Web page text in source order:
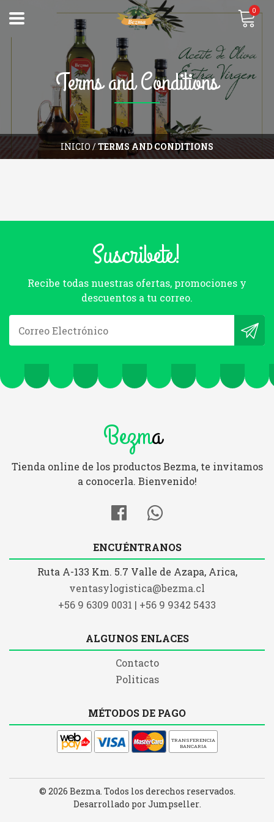
0
INICIO/TERMS AND CONDITIONS
Terms and Conditions
Suscribete!
Recibe todas nuestras ofertas, promociones y
descuentos a tu correo.
Bezma
Tienda online de los productos Bezma, te invitamos
a conocerla. Bienvenido!
ENCUÉNTRANOS
Ruta A-133 Km. 5.7 Valle de Azapa, Arica,
ventasylogistica@bezma.cl
+56 9 6309 0031 | +56 9 9342 5433
ALGUNOS ENLACES
Contacto
Politicas
MÉTODOS DE PAGO
TRANSFERENCIA
BANCARIA
© 2026 Bezma. Todos los derechos reservados.
Desarrollado por Jumpseller.